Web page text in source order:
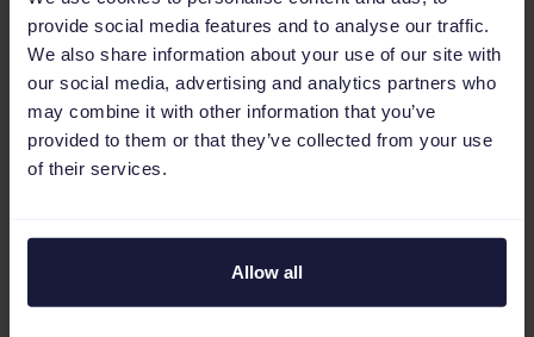
provide social media features and to analyse our traffic.
We also share information about your use of our site with
our social media, advertising and analytics partners who
may combine it with other information that you’ve
provided to them or that they’ve collected from your use
of their services.
Allow all
Automatische voorraad- en